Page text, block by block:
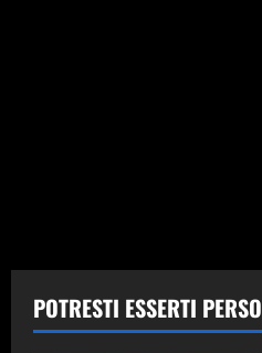
POTRESTI ESSERTI PERSO